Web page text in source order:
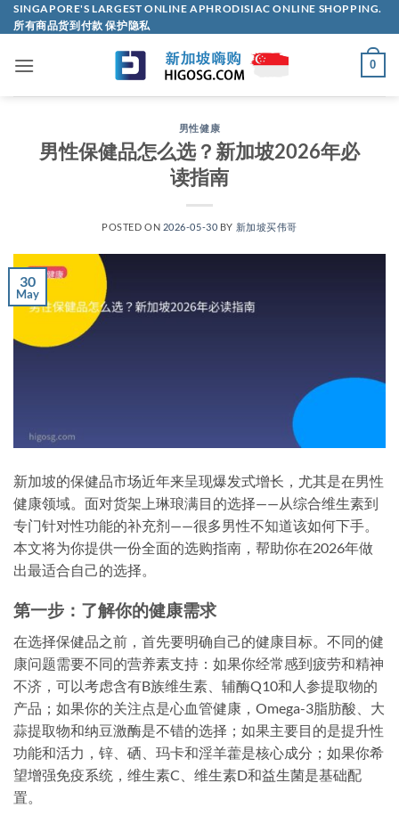
Skip
to
SINGAPORE'S LARGEST ONLINE APHRODISIAC ONLINE SHOPPING.
所有商品货到付款 保护隐私
0
男性健康
男性保健品怎么选？新加坡2026年必
读指南
POSTED ON 2026-05-30 BY 新加坡买伟哥
30
May
新加坡的保健品市场近年来呈现爆发式增长，尤其是在男性
健康领域。面对货架上琳琅满目的选择——从综合维生素到
专门针对性功能的补充剂——很多男性不知道该如何下手。
本文将为你提供一份全面的选购指南，帮助你在2026年做
出最适合自己的选择。
第一步：了解你的健康需求
在选择保健品之前，首先要明确自己的健康目标。不同的健
康问题需要不同的营养素支持：如果你经常感到疲劳和精神
不济，可以考虑含有B族维生素、辅酶Q10和人参提取物的
产品；如果你的关注点是心血管健康，Omega-3脂肪酸、大
蒜提取物和纳豆激酶是不错的选择；如果主要目的是提升性
功能和活力，锌、硒、玛卡和淫羊藿是核心成分；如果你希
望增强免疫系统，维生素C、维生素D和益生菌是基础配
置。